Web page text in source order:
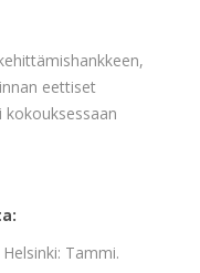
eettiset
kokouksessaan
Tammi.